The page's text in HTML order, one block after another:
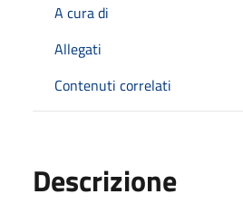
A cura di
Allegati
Contenuti correlati
Descrizione